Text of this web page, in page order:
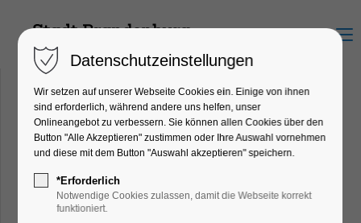
Menu
ADAC Geschäftsstelle &
Reisebüro
Katharinenkirchplatz 11, 14776
Brandenburg an der Havel
Datenschutzeinstellungen
Wir setzen auf unserer Webseite Cookies ein. Einige von ihnen
sind erforderlich, während andere uns helfen, unser
Onlineangebot zu verbessern. Sie können allen Cookies über den
Button "Alle Akzeptieren" zustimmen oder Ihre Auswahl vornehmen
und diese mit dem Button "Auswahl akzeptieren" speichern.
*Erforderlich
Notwendige Cookies zulassen, damit die Webseite korrekt
funktioniert.